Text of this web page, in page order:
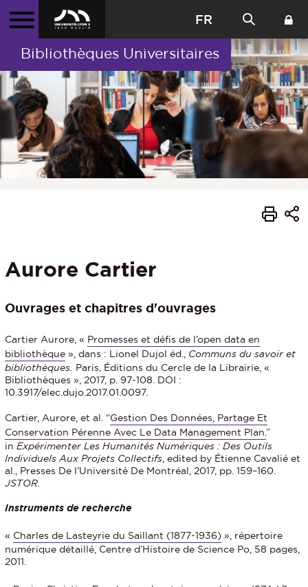
FR
Bibliothèques Universitaires
Aurore Cartier
Ouvrages et chapitres d'ouvrages
Cartier Aurore, « Promesses et défis de l’open data en
bibliothèque », dans : Lionel Dujol éd., Communs du savoir et
bibliothèques. Paris, Éditions du Cercle de la Librairie, «
Bibliothèques », 2017, p. 97-108. DOI :
10.3917/elec.dujo.2017.01.0097.
Cartier, Aurore, et al. “Gestion Des Données, Partage Et
Conservation Pérenne Avec Le Data Management Plan.”
in Expérimenter Les Humanités Numériques : Des Outils
Individuels Aux Projets Collectifs , edited by Étienne Cavalié et
al., Presses De l’Université De Montréal, 2017, pp. 159–160.
JSTOR.
Instruments de recherche
« Charles de Lasteyrie du Saillant (1877-1936) », répertoire
numérique détaillé, Centre d’Histoire de Science Po, 58 pages,
2011.